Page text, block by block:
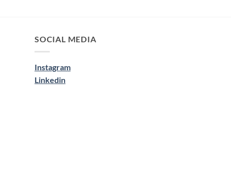
SOCIAL MEDIA
Instagram
Linkedin